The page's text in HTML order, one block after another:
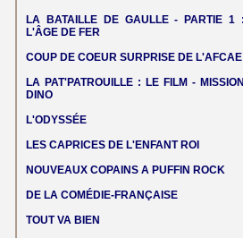
LA BATAILLE DE GAULLE - PARTIE 1
L'ÂGE DE FER
COUP DE COEUR SURPRISE DE L'AFCAE
LA PAT'PATROUILLE : LE FILM -
DINO
L'ODYSSÉE
LES CAPRICES DE L'ENFANT ROI
NOUVEAUX COPAINS A PUFFIN ROCK
DE LA COMÉDIE-FRANÇAISE
TOUT VA BIEN